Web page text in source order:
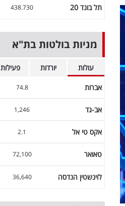
תל בונד 20 438.730
מניות בולטות בת"א
עולות יורדות פעילות
אברות 74.8
אב-גד 1,246
אקס טי אל 2.1
טאואר 72,100
לוינשטין הנדסה 36,640